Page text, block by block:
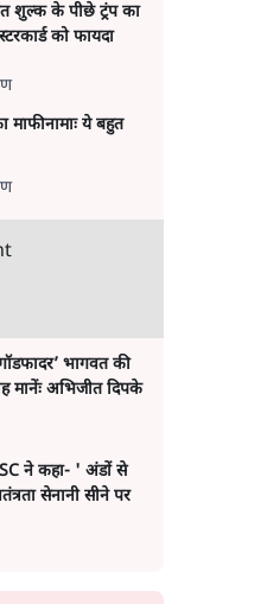
शुल्क के पीछे ट्रंप का
को फायदा
माफीनामाः ये बहुत
भागवत की
मानेंः अभिजीत दिपके
ने कहा- ' अंडों से
सेनानी सीने पर